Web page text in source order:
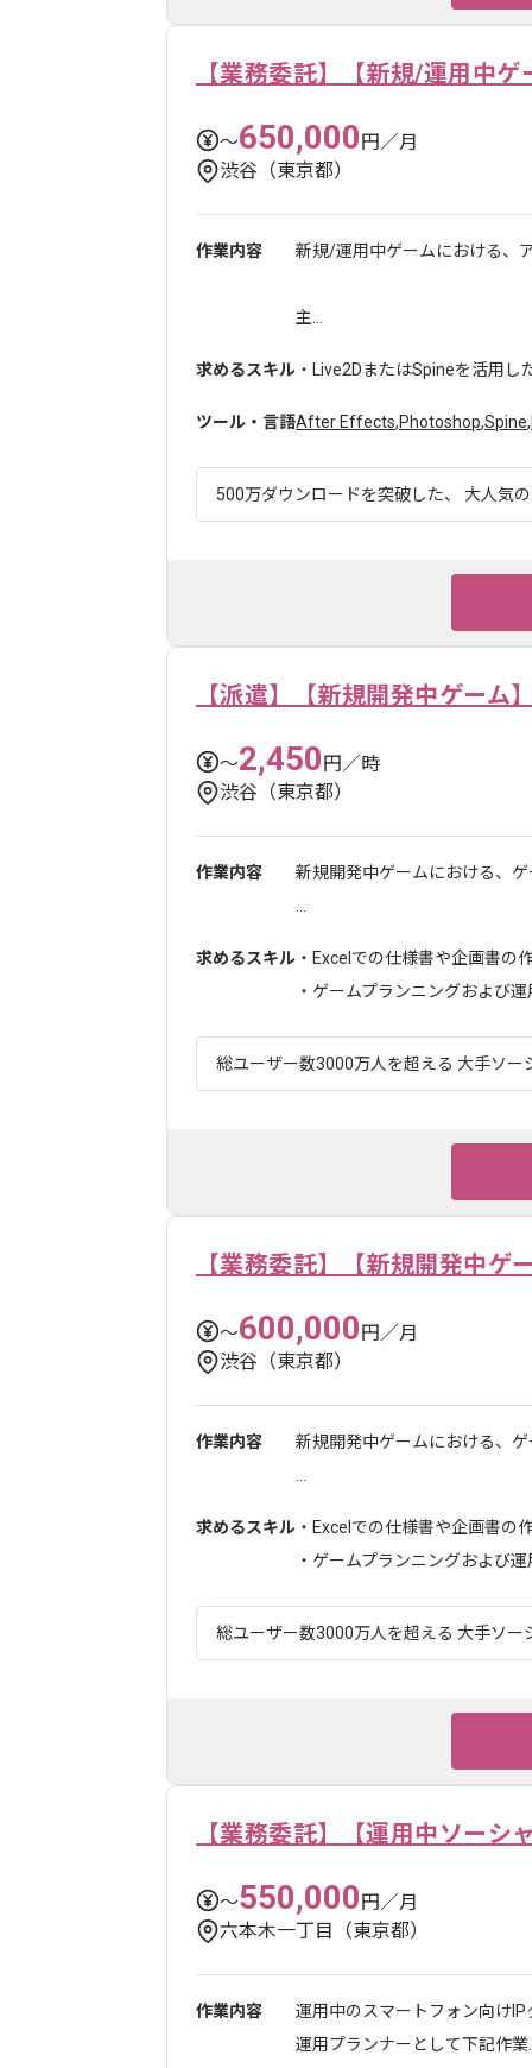
【業務委託】【新規/運用中
〜650,000円／月
渋谷（東京都）
作業内容 新規/運用中ゲームにおける、
主...
求めるスキル ・Live2DまたはSpineを活用
ツール・言語After Effects,Photoshop,Spine,
500万ダウンロードを突破した、 大人気
【派遣】【新規開発中ゲーム
〜2,450円／時
渋谷（東京都）
作業内容
新規開発中ゲームにおける、
求めるスキル ・Excelでの仕様書や企画書の
・ゲームプランニングおよび運
総ユーザー数3000万人を超える 大手ソ
【業務委託】【新規開発中ゲ
〜600,000円／月
渋谷（東京都）
作業内容
新規開発中ゲームにおける、
求めるスキル ・Excelでの仕様書や企画書の
・ゲームプランニングおよび運
総ユーザー数3000万人を超える 大手ソ
【業務委託】【運用中ソーシ
〜550,000円／月
六本木一丁目（東京都）
作業内容
運用中のスマートフォン向け
運用プランナーとして下記作業